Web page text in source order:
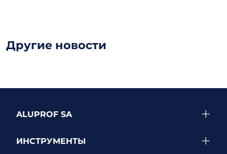
Другие новости
ALUPROF SA
ИНСТРУМЕНТЫ